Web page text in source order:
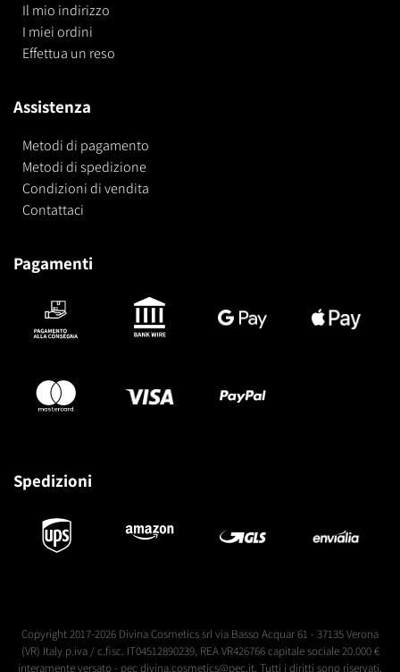
Il mio indirizzo
I miei ordini
Effettua un reso
Assistenza
Metodi di pagamento
Metodi di spedizione
Condizioni di vendita
Contattaci
Pagamenti
Spedizioni
Copyright 2017-2026 Divina Cosmetics srl via Basso Acquar 61 - 37135 Verona
(VR) Italy p.iva / c.fisc. IT04512890239, REA VR426766 capitale sociale 20.000 €
interamente versato - pec divina.cosmetics@pec.it. Tutti i diritti sono riservati.